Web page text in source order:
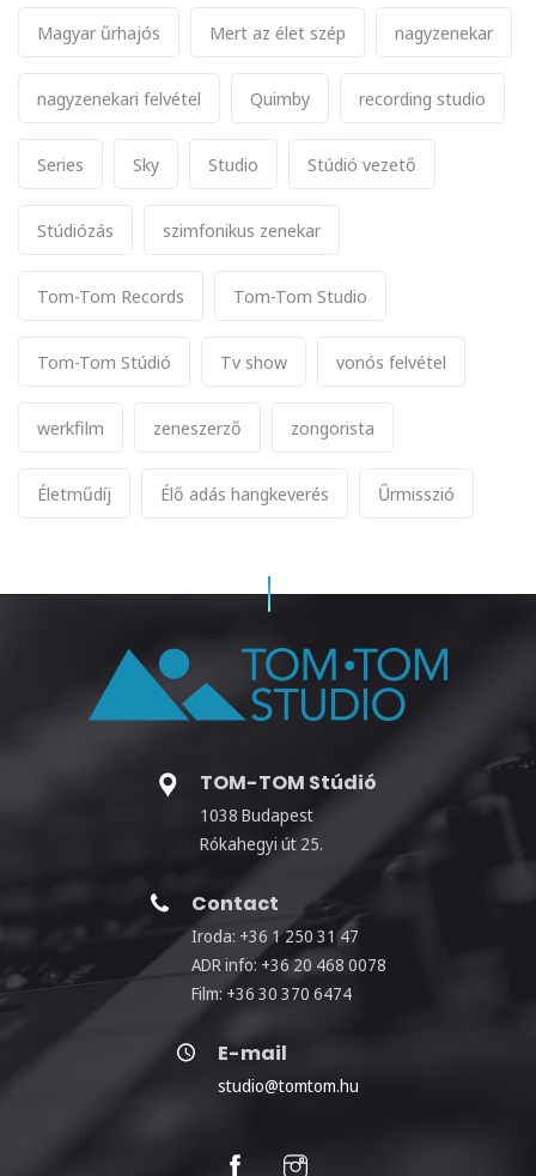
Magyar űrhajós Mert az élet szép nagyzenekar
nagyzenekari felvétel Quimby recording studio
Series Sky Studio Stúdió vezető
Stúdiózás szimfonikus zenekar
Tom-Tom Records Tom-Tom Studio
Tom-Tom Stúdió Tv show vonós felvétel
werkfilm zeneszerző zongorista
Életműdíj Élő adás hangkeverés Űrmisszió
TOM-TOM Stúdió
1038 Budapest
Rókahegyi út 25.
Contact
Iroda: +36 1 250 31 47
ADR info: +36 20 468 0078
Film: +36 30 370 6474
E-mail
studio@tomtom.hu